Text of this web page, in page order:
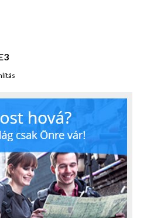
szoftver helyet kapott a
sajnálatomra
lengyel, az általam próbált
hazájából érkezett.
megoldások sem
Áruház, Gmail, böngésző és
szekcióban is említettem,